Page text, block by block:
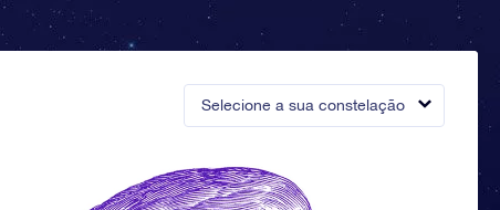
Selecione a sua constelação